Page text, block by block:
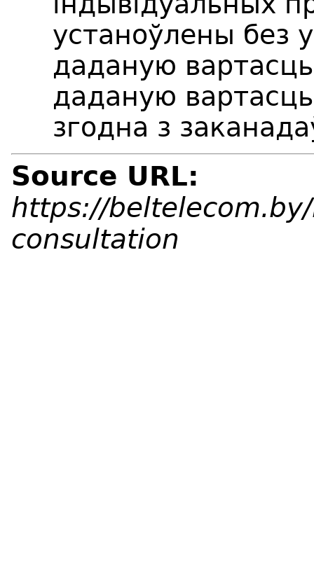
устаноўлены без
даданую
даданую
згодна з
Source URL:
https://
consultation